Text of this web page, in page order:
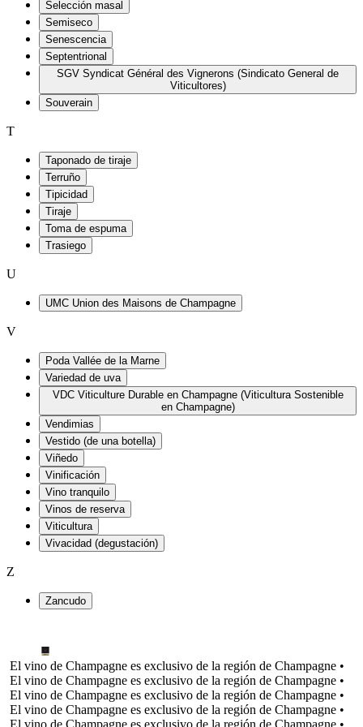
Selección masal
Semiseco
Senescencia
Septentrional
SGV Syndicat Général des Vignerons (Sindicato General de
Viticultores)
Souverain
T
Taponado de tiraje
Terruño
Tipicidad
Tiraje
Toma de espuma
Trasiego
U
UMC Union des Maisons de Champagne
V
Poda Vallée de la Marne
Variedad de uva
VDC Viticulture Durable en Champagne (Viticultura Sostenible
en Champagne)
Vendimias
Vestido (de una botella)
Viñedo
Vinificación
Vino tranquilo
Vinos de reserva
Viticultura
Vivacidad (degustación)
Z
Zancudo
El vino de Champagne es exclusivo de la región de Champagne •
El vino de Champagne es exclusivo de la región de Champagne •
El vino de Champagne es exclusivo de la región de Champagne •
El vino de Champagne es exclusivo de la región de Champagne •